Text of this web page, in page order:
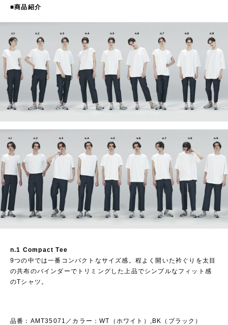
■商品紹介
n.1 Compact Tee
9つの中では一番コンパクトなサイズ感。程よく開いた衿ぐりを太目
の共布のバインダーでトリミングした上品でシンプルなフィット感
のTシャツ。
品番：AMT35071／カラー：WT（ホワイト）,BK（ブラック）